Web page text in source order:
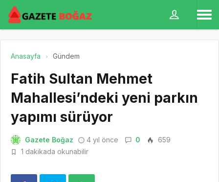
Anasayfa Gündem
Fatih Sultan Mehmet
Mahallesi’ndeki yeni parkın
yapımı sürüyor
Gazete Boğaz 4 yıl önce 0
659
1 dakikada okunabilir